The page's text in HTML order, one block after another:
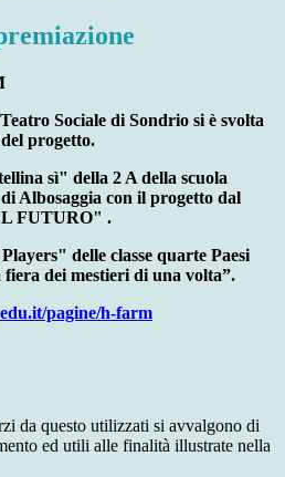
Sociale di Sondrio si è svolta
progetto.
sì" della 2 A della scuola
Albosaggia con il progetto dal
FUTURO" .
delle classe quarte Paesi
dei mestieri di una volta”.
pagine/h-farm
da questo utilizzati si avvalgono di
ed utili alle finalità illustrate nella